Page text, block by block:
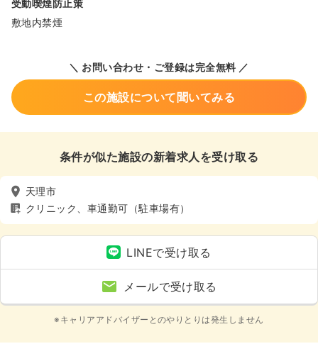
受動喫煙防止策
敷地内禁煙
＼ お問い合わせ・ご登録は完全無料 ／
この施設について聞いてみる
条件が似た施設の新着求人を受け取る
天理市
クリニック、車通勤可（駐車場有）
LINEで受け取る
メールで受け取る
※キャリアアドバイザーとのやりとりは発生しません